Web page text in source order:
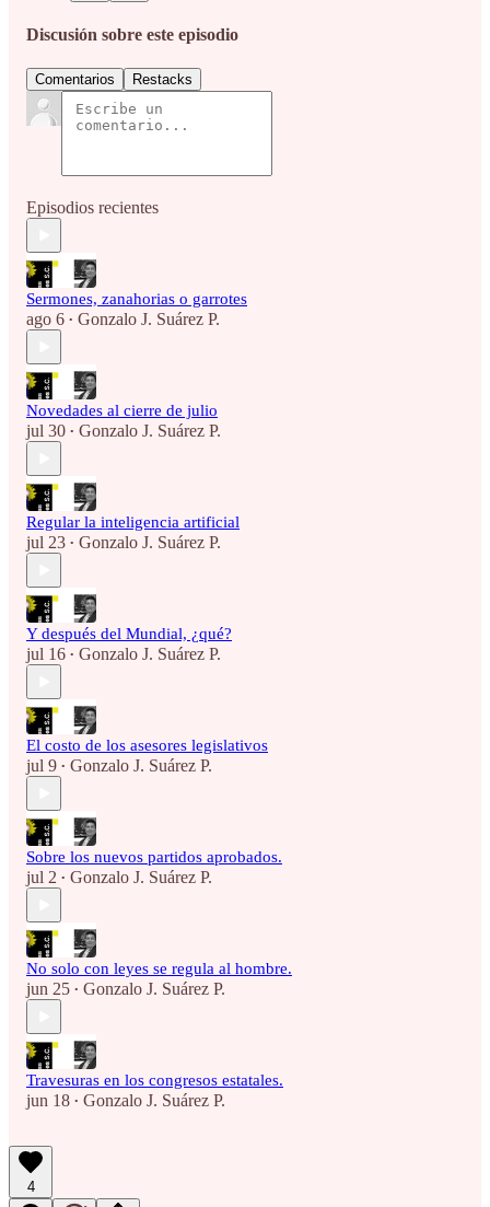
Discusión sobre este episodio
Comentarios Restacks
Episodios recientes
Sermones, zanahorias o garrotes
ago 6 • Gonzalo J. Suárez P.
Novedades al cierre de julio
jul 30 • Gonzalo J. Suárez P.
Regular la inteligencia artificial
jul 23 • Gonzalo J. Suárez P.
Y después del Mundial, ¿qué?
jul 16 • Gonzalo J. Suárez P.
El costo de los asesores legislativos
jul 9 • Gonzalo J. Suárez P.
Sobre los nuevos partidos aprobados.
jul 2 • Gonzalo J. Suárez P.
No solo con leyes se regula al hombre.
jun 25 • Gonzalo J. Suárez P.
Travesuras en los congresos estatales.
jun 18 • Gonzalo J. Suárez P.
4